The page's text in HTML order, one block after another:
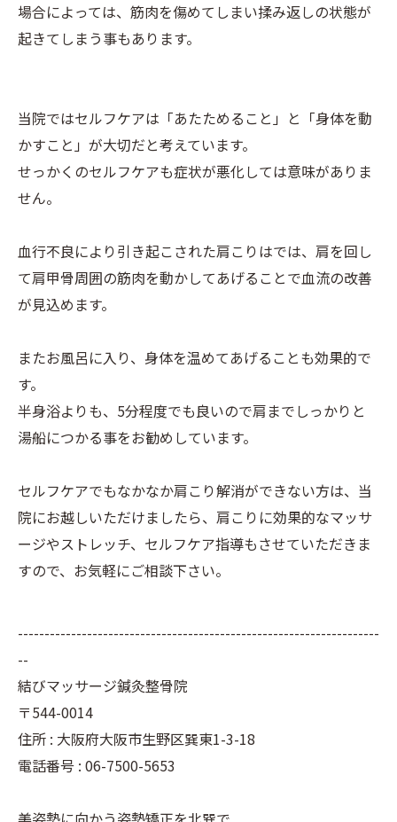
場合によっては、筋肉を傷めてしまい揉み返しの状態が
起きてしまう事もあります。
当院ではセルフケアは「あたためること」と「身体を動
かすこと」が大切だと考えています。
せっかくのセルフケアも症状が悪化しては意味がありま
せん。
血行不良により引き起こされた肩こりはでは、肩を回し
て肩甲骨周囲の筋肉を動かしてあげることで血流の改善
が見込めます。
またお風呂に入り、身体を温めてあげることも効果的で
す。
半身浴よりも、5分程度でも良いので肩までしっかりと
湯船につかる事をお勧めしています。
セルフケアでもなかなか肩こり解消ができない方は、当
院にお越しいただけましたら、肩こりに効果的なマッサ
ージやストレッチ、セルフケア指導もさせていただきま
すので、お気軽にご相談下さい。
--------------------------------------------------------------------
--
結びマッサージ鍼灸整骨院
〒544-0014
住所 : 大阪府大阪市生野区巽東1-3-18
電話番号 : 06-7500-5653